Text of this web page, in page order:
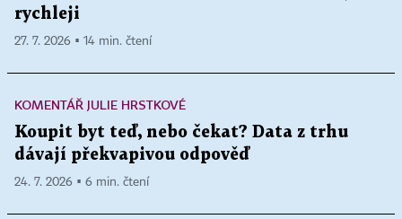
rychleji
27. 7. 2026 ▪ 14 min. čtení
KOMENTÁŘ JULIE HRSTKOVÉ
Koupit byt teď, nebo čekat? Data z trhu
dávají překvapivou odpověď
24. 7. 2026 ▪ 6 min. čtení